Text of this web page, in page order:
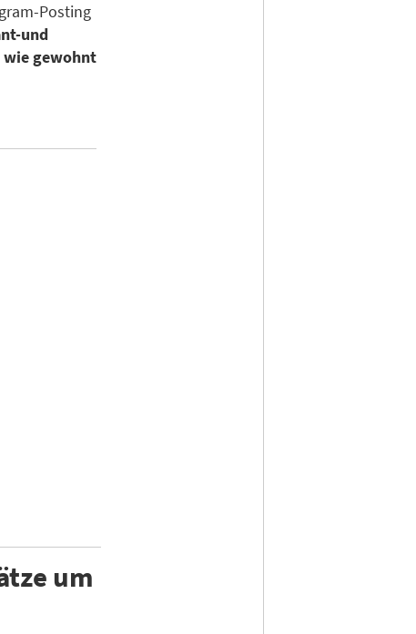
Posting
und
gewohnt
um